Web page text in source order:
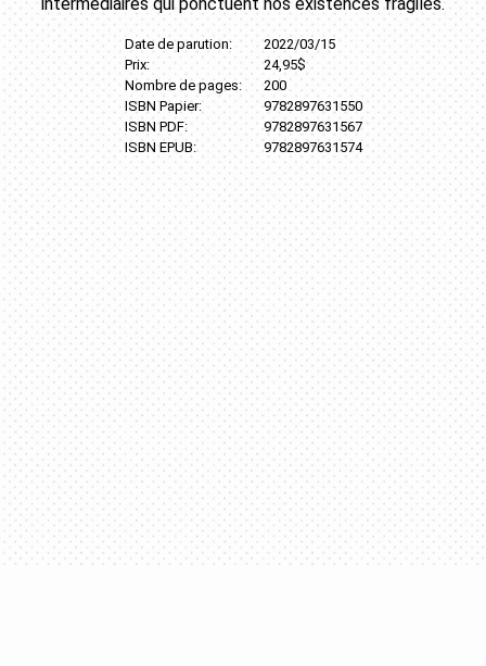
intermédiaires qui ponctuent nos existences fragiles.
Date de parution:
Prix:
Nombre de pages:
ISBN Papier:
ISBN PDF:
ISBN EPUB:
2022/03/15
24,95$
200
9782897631550
9782897631567
9782897631574